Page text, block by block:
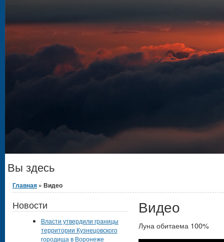
Вы здесь
Главная » Видео
Видео
Луна обитаема 100%
Новости
Власти утвердили границы
территории Кузнецовского
городища в Воронеже